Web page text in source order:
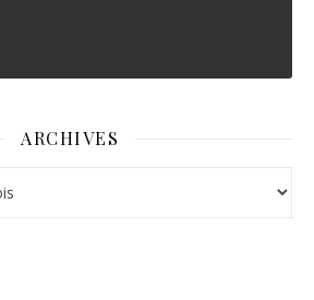
ARCHIVES